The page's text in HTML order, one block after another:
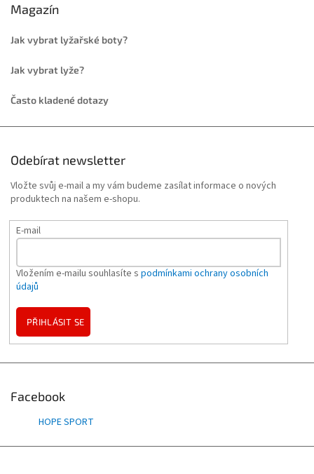
Magazín
Jak vybrat lyžařské boty?
Jak vybrat lyže?
Často kladené dotazy
Odebírat newsletter
Vložte svůj e-mail a my vám budeme zasílat informace o nových
produktech na našem e-shopu.
E-mail
Vložením e-mailu souhlasíte s podmínkami ochrany osobních
údajů
PŘIHLÁSIT SE
Facebook
HOPE SPORT